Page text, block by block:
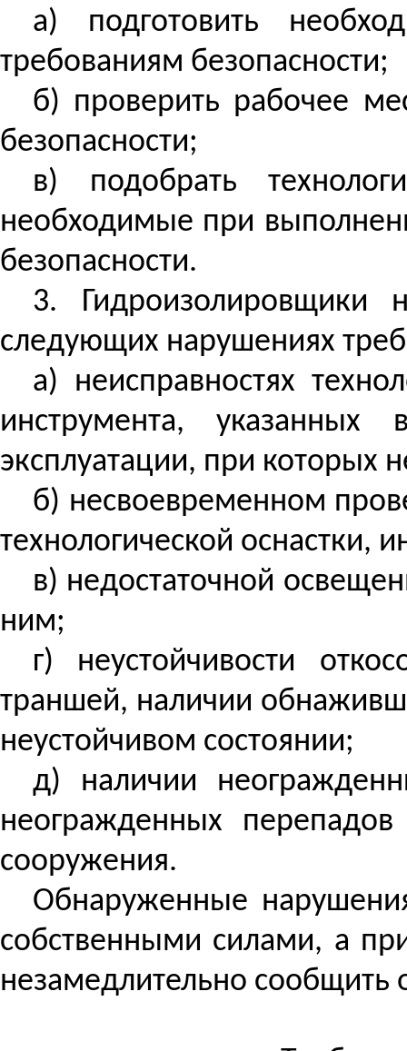
а) подготовить
требованиям безопасности;
б) проверить рабочее
безопасности;
в) подобрать
необходимые при
безопасности.
3.
следующих нарушениях
а) неисправностях
инструмента,
эксплуатации, при которых
б) несвоевременном
технологической оснастки,
в) недостаточной
ним;
г) неустойчивости
траншей, наличии
неустойчивом состоянии;
д) наличии
неогражденных
сооружения.
Обнаруженные
собственными силами, а
незамедлительно сообщить